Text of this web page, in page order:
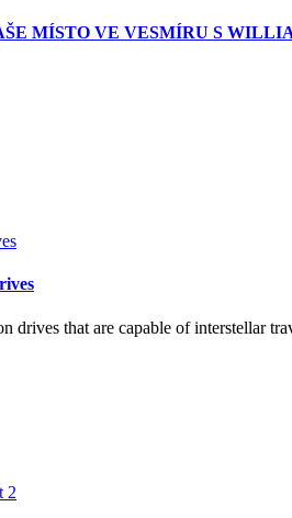
MÍSTO VE VESMÍRU S
drives that are capable of interstellar